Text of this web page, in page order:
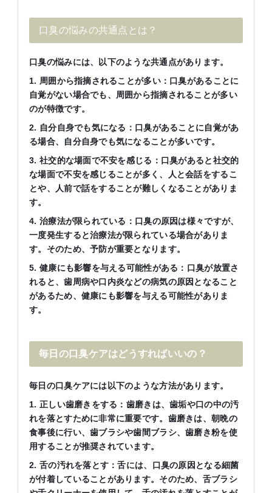
口臭の悩みの共通点とは？
口臭の悩みには、以下のような共通点があります。
1. 周囲から指摘されることが多い：口臭があることに
自覚がない場合でも、周囲から指摘されることが多い
のが特徴です。
2. 自分自身でも気になる：口臭があることに自覚があ
る場合、自分自身でも気になることが多いです。
3. 社交的な場面で不安を感じる：口臭があると社交的
な場面で不安を感じることが多く、人と会話をするこ
とや、人前で話をすることが難しくなることがありま
す。
4. 治療法が限られている：口臭の原因は様々ですが、
一度発生すると治療法が限られている場合がありま
す。そのため、予防が重要となります。
5. 健康にも影響を与える可能性がある：口臭が放置さ
れると、歯周病や口内炎などの病気の原因となること
があるため、健康にも影響を与える可能性がありま
す。
毎日の口臭ケアはどうすればいいの？
毎日の口臭ケアには以下のような方法があります。
1. 正しい歯磨きをする：歯磨きは、歯垢や口の中の汚
れを落とすために非常に重要です。歯磨きは、朝晩の
食事後に行い、歯ブラシや歯間ブラシ、歯磨き粉を使
用することが推奨されています。
2. 舌の汚れを落とす：舌には、口臭の原因となる細菌
が付着していることがあります。そのため、舌ブラシ